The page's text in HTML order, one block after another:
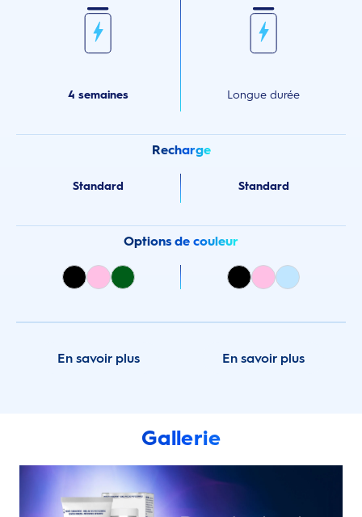
4 semaines Longue durée
Recharge
Standard Standard
Options de couleur
En savoir plus En savoir plus
Gallerie